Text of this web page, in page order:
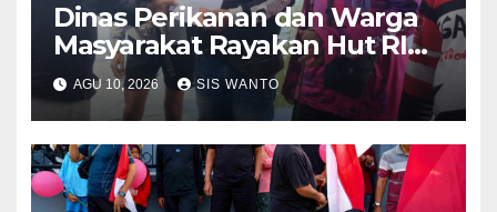
Dinas Perikanan dan Warga
Masyarakat Rayakan Hut RI
ke 81,Menggelar Kompetisi
Lomba Mancing
AGU 10, 2026 SIS WANTO